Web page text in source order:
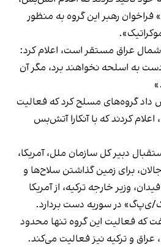
فراخوان رهبر این گروه به منظور
عراق مستقر است، اعلام کرد:
به اسلحه نخواهند برد، مگر آن
داد گروه‌های مسلح کرد که فعالیت
کردند که با آنکارا آتش‌بس
دبیر کل سازمان ملل، آمریکا،
برای زمین گذاشتن سلاح‌ها و
وزیر خارجه ترکیه، از آمریکا
ی‌پ‌گ» در سوریه دست بردارد.
۱۰ اسفند گفت که فعالیت این گروه تنها محدود
عراق و ترکیه نیز فعالیت می‌کند.